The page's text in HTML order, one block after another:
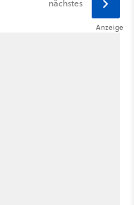
nächstes